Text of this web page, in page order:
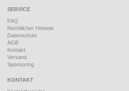
SERVICE
FAQ
Rechtlicher Hinweis
Datenschutz
AGB
Kontakt
Versand
Sponsoring
KONTAKT